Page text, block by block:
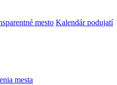
mesto Kalendár podujatí
mesta